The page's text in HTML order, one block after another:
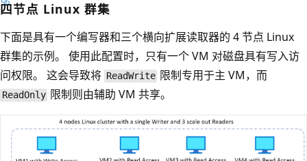
四节点 Linux 群集
下面是具有一个编写器和三个横向扩展读取器的 4 节点 Linux
群集的示例。 使用此配置时，只有一个 VM 对磁盘具有写入访
问权限。 这会导致将 ReadWrite 限制专用于主 VM，而
ReadOnly 限制则由辅助 VM 共享。